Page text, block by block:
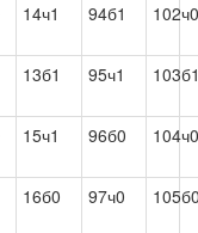
14ч1 94б1 102ч0
13б1 95ч1
15ч1 96б0 104ч0
16б0 97ч0